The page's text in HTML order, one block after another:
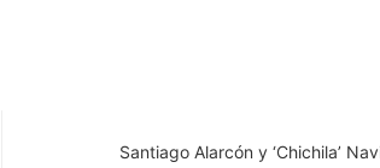
Santiago Alarcón y ‘Chichila’